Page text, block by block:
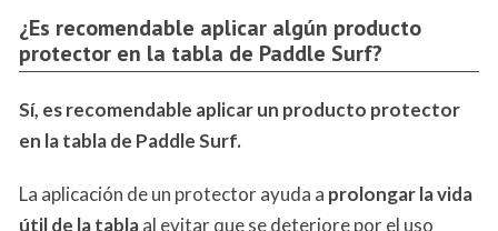
¿Es recomendable aplicar algún producto
protector en la tabla de Paddle Surf?
Sí, es recomendable aplicar un producto protector
en la tabla de Paddle Surf.
La aplicación de un protector ayuda a prolongar la vida
útil de la tablaal evitar que se deteriore por el uso